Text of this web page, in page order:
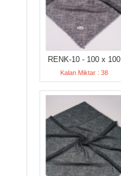
RENK-10 - 100 x 100
Kalan Miktar : 38